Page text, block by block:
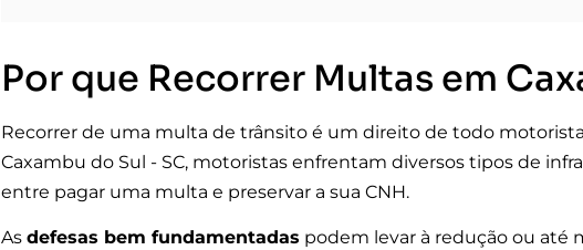
Por que Recorrer Multas em
Recorrer de uma multa de trânsito é um direito de todo
Caxambu do Sul - SC, motoristas enfrentam diversos tipos de
entre pagar uma multa e preservar a sua CNH.
Asdefesas bem fundamentadas podem levar à redução ou até